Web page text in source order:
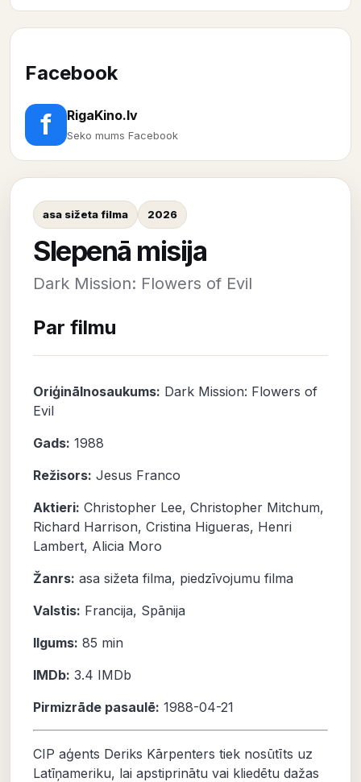
Facebook
f RigaKino.lv
Seko mums Facebook
asa sižeta filma 2026
Slepenā misija
Dark Mission: Flowers of Evil
Par filmu
Oriģinālnosaukums: Dark Mission: Flowers of
Evil
Gads: 1988
Režisors: Jesus Franco
Aktieri: Christopher Lee, Christopher Mitchum,
Richard Harrison, Cristina Higueras, Henri
Lambert, Alicia Moro
Žanrs: asa sižeta filma, piedzīvojumu filma
Valstis: Francija, Spānija
Ilgums: 85 min
IMDb: 3.4 IMDb
Pirmizrāde pasaulē: 1988-04-21
CIP aģents Deriks Kārpenters tiek nosūtīts uz
Latīņameriku, lai apstiprinātu vai kliedētu dažas